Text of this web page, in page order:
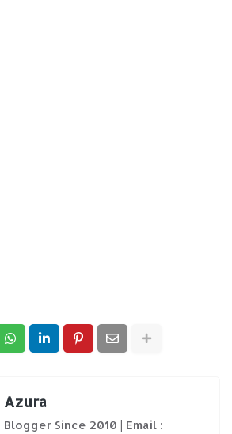
Azura
Blogger Since 2010 | Email :